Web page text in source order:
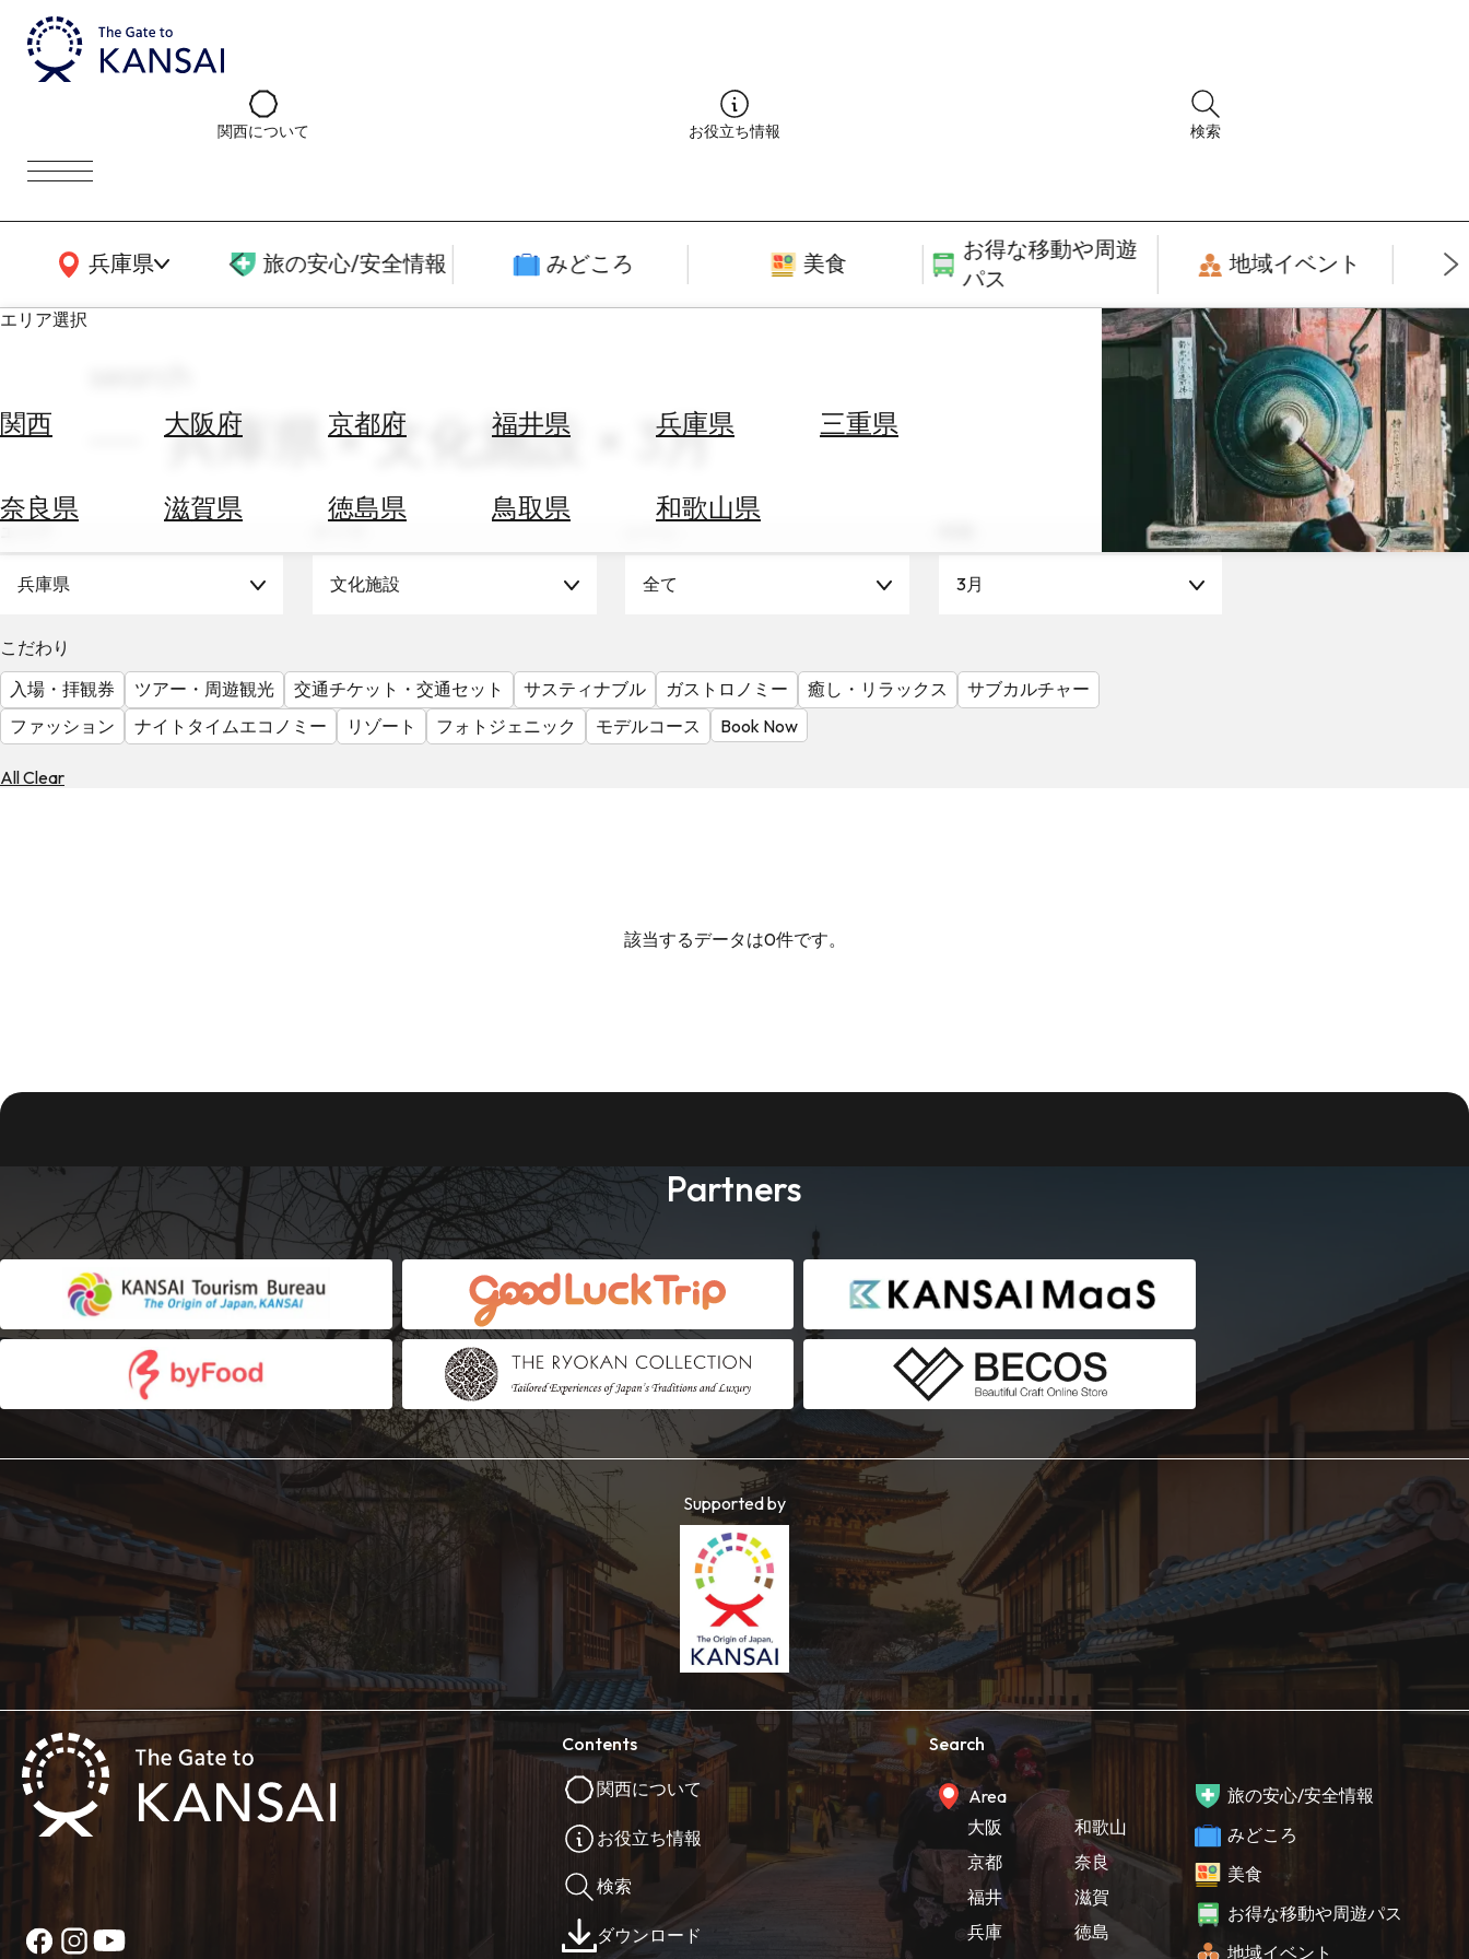
関西について お役立ち情報 検索
兵庫県
関西広域MAP 旅の安心/安全情報 みどころ 美食
お得な移動や周遊
パス
地域イベント
エリア選択
関西 大阪府 京都府 福井県 兵庫県 三重県
奈良県 滋賀県 徳島県 鳥取県 和歌山県
ホ
す
替
を
調
べ
天
兵庫県 × 文化施設 × 3月
兵庫県 文化施設 全て 3月
こだわり
入場・拝観券
ツアー・周遊観光 交通チケット・交通セット サスティナブル ガストロノミー 癒し・リラックス
サブカルチャー
ファッション
ナイトタイムエコノミー リゾート フォトジェニック モデルコース Book Now
All Clear
該当するデータは0件です。
Partners
Supported by
Contents
関西について
お役立ち情報
検索
ダウンロード
Search
Area
大阪
京都
福井
兵庫
和歌山
奈良
滋賀
徳島
旅の安心/安全情報
みどころ
美食
お得な移動や周遊パス
地域イベント